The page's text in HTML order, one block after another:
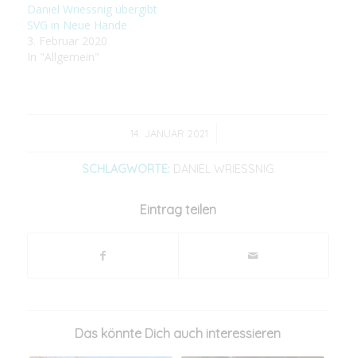
Daniel Wriessnig übergibt
SVG in Neue Hände
3. Februar 2020
In "Allgemein"
14. JANUAR 2021
/
SCHLAGWORTE: DANIEL WRIESSNIG
Eintrag teilen
Das könnte Dich auch interessieren